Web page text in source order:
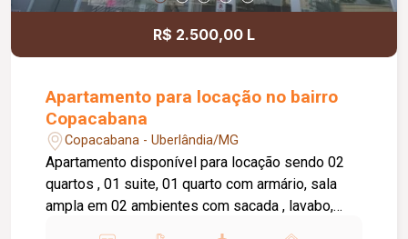
R$ 2.500,00 L
Apartamento para locação no bairro
Copacabana
Copacabana - Uberlândia/MG
Apartamento disponível para locação sendo 02
quartos , 01 suite, 01 quarto com armário, sala
ampla em 02 ambientes com sacada , lavabo,